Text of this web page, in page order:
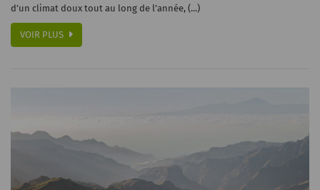
d’un climat doux tout au long de l’année, (...)
VOIR PLUS